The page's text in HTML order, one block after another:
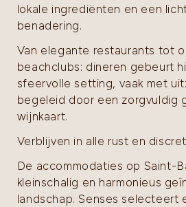
lokale ingrediënten en een
benadering.
Van elegante restaurants tot
beachclubs: dineren gebeurt
sfeervolle setting, vaak met
begeleid door een zorgvuldig
wijnkaart.
Verblijven in alle rust en
De accommodaties op Saint-
kleinschalig en harmonieus
landschap. Senses selecteert